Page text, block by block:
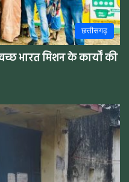
छत्तीसगढ़
भारत मिशन के कार्यों की